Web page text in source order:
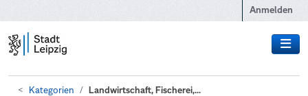
Anmelden
Kategorien Landwirtschaft, Fischerei,...